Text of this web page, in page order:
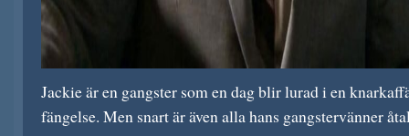
Jackie är en gangster som en dag blir lurad i en
fängelse. Men snart är även alla hans gangstervänner